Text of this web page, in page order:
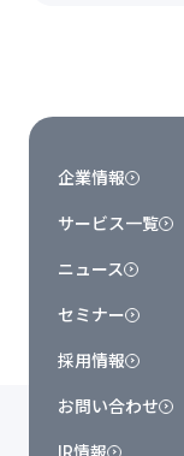
企業情報
サービス一覧
ニュース
セミナー
採用情報
お問い合わせ
IR情報